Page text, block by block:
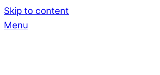
Skip to content
Menu